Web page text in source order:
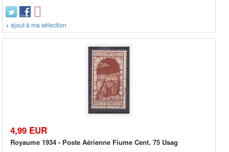
+ ajout à ma sélection
4,99 EUR
Royaume 1934 - Poste Aérienne Fiume Cent. 75 Usag